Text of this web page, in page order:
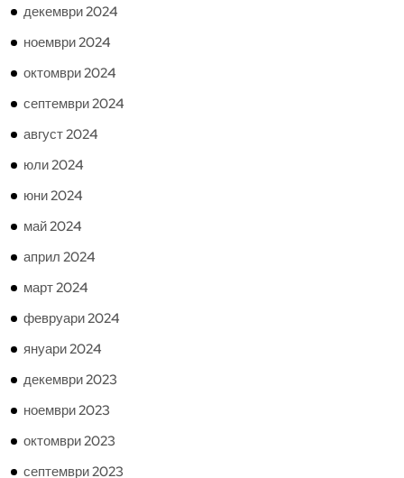
декември 2024
ноември 2024
октомври 2024
септември 2024
август 2024
юли 2024
юни 2024
май 2024
април 2024
март 2024
февруари 2024
януари 2024
декември 2023
ноември 2023
октомври 2023
септември 2023